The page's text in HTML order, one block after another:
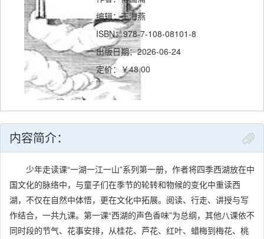
编辑：王海燕
ISBN：978-7-108-08101-8
出版日期：2026-06-24
定价：￥48.00
内容简介：
少年走读课“一湖一江一山”系列第一册，作者将四季西湖放在中
国文化的脉络中，与童子们在季节的轮转和物候的变化中重读西
湖，不仅在自然中体悟，更在文化中拓展。阅读、行走、讲授与写
作结合，一共九课。第一课“西湖的声色香味”为总纲，其他八课依不
同时段的节气、花事安排，从桂花、芦花、红叶、蜡梅到梅花、桃